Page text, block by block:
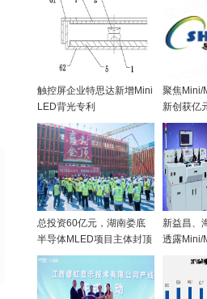
触控屏企业特思达新增Mini
LED背光专利
聚焦Mini/
新创获亿
总投资60亿元，湖南娄底
半导体MLED项目主体封顶
新益昌、
透露Mini/